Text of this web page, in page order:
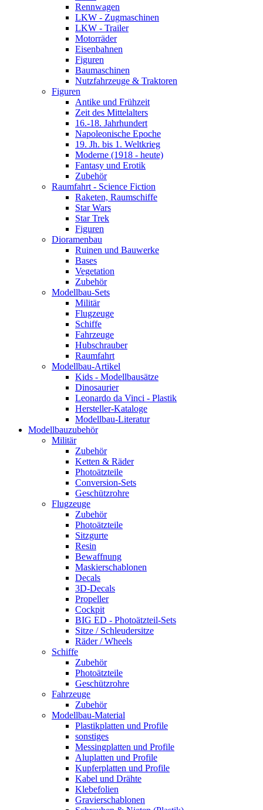
Rennwagen
LKW - Zugmaschinen
LKW - Trailer
Motorräder
Eisenbahnen
Figuren
Baumaschinen
Nutzfahrzeuge & Traktoren
Figuren
Antike und Frühzeit
Zeit des Mittelalters
16.-18. Jahrhundert
Napoleonische Epoche
19. Jh. bis 1. Weltkrieg
Moderne (1918 - heute)
Fantasy und Erotik
Zubehör
Raumfahrt - Science Fiction
Raketen, Raumschiffe
Star Wars
Star Trek
Figuren
Dioramenbau
Ruinen und Bauwerke
Bases
Vegetation
Zubehör
Modellbau-Sets
Militär
Flugzeuge
Schiffe
Fahrzeuge
Hubschrauber
Raumfahrt
Modellbau-Artikel
Kids - Modellbausätze
Dinosaurier
Leonardo da Vinci - Plastik
Hersteller-Kataloge
Modellbau-Literatur
Modellbauzubehör
Militär
Zubehör
Ketten & Räder
Photoätzteile
Conversion-Sets
Geschützrohre
Flugzeuge
Zubehör
Photoätzteile
Sitzgurte
Resin
Bewaffnung
Maskierschablonen
Decals
3D-Decals
Propeller
Cockpit
BIG ED - Photoätzteil-Sets
Sitze / Schleudersitze
Räder / Wheels
Schiffe
Zubehör
Photoätzteile
Geschützrohre
Fahrzeuge
Zubehör
Modellbau-Material
Plastikplatten und Profile
sonstiges
Messingplatten und Profile
Aluplatten und Profile
Kupferplatten und Profile
Kabel und Drähte
Klebefolien
Gravierschablonen